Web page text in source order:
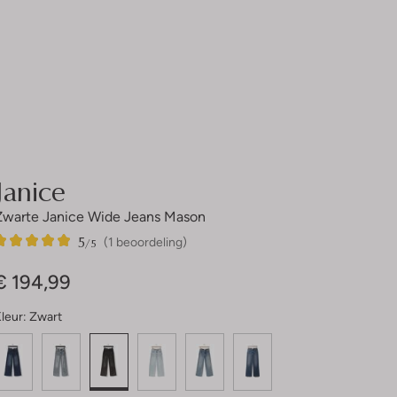
Janice Wide Jeans Mason
(1 beoordeling)
5/5
194,99
Zwart